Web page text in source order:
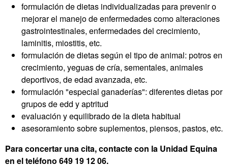
formulación de dietas individualizadas para prevenir o
mejorar el manejo de enfermedades como alteraciones
gastrointestinales, enfermedades del crecimiento,
laminitis, miostitis, etc.
formulación de dietas según el tipo de animal: potros en
crecimiento, yeguas de cría, sementales, animales
deportivos, de edad avanzada, etc.
formulación "especial ganaderías": diferentes dietas por
grupos de edd y aptritud
evaluación y equilibrado de la dieta habitual
asesoramiento sobre suplementos, piensos, pastos, etc.
Para concertar una cita, contacte con la Unidad Equina
en el teléfono 649 19 12 06.